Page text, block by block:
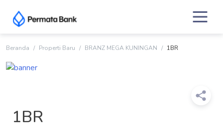
content
Beranda Properti Baru BRANZ MEGA KUNINGAN 1BR
1BR